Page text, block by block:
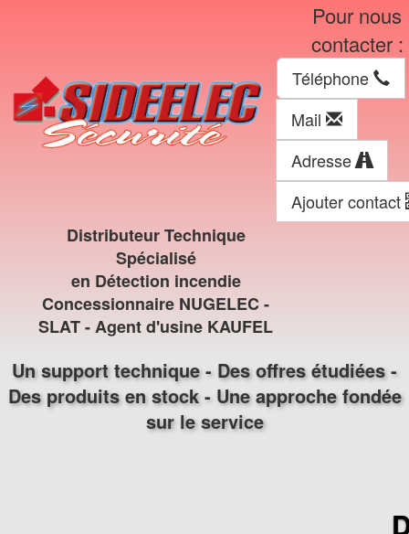
Pour nous
contacter :
Téléphone
Mail
Adresse
Ajouter contact
Distributeur Technique
Spécialisé
en Détection incendie
Concessionnaire NUGELEC -
SLAT - Agent d'usine KAUFEL
Un support technique - Des offres étudiées -
Des produits en stock - Une approche fondée
sur le service